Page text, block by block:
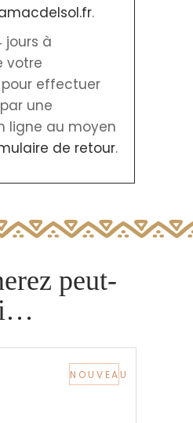
.
jours à
votre
effectuer
une
ligne au moyen
de retour.
peut-
NOUVEAU